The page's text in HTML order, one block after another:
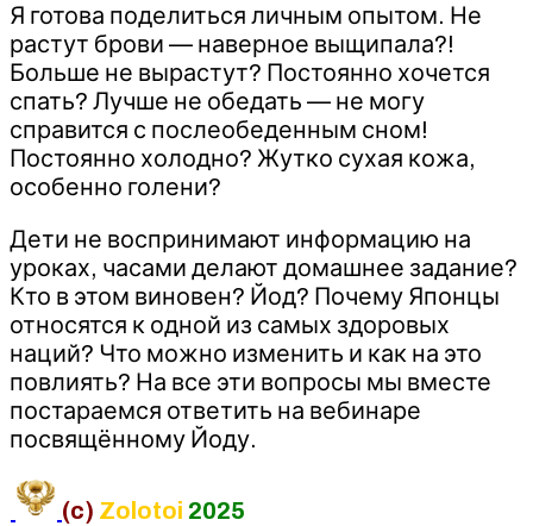
-
Евгения
Берестова
Я готова поделиться личным опытом. Не
растут брови — наверное выщипала?!
Больше не вырастут? Постоянно хочется
спать? Лучше не обедать — не могу
справится с послеобеденным сном!
Постоянно холодно? Жутко сухая кожа,
особенно голени?
Дети не воспринимают информацию на
уроках, часами делают домашнее задание?
Кто в этом виновен? Йод? Почему Японцы
относятся к одной из самых здоровых
наций? Что можно изменить и как на это
повлиять? На все эти вопросы мы вместе
постараемся ответить на вебинаре
посвящённому Йоду.
(c) Zolotoi 2025